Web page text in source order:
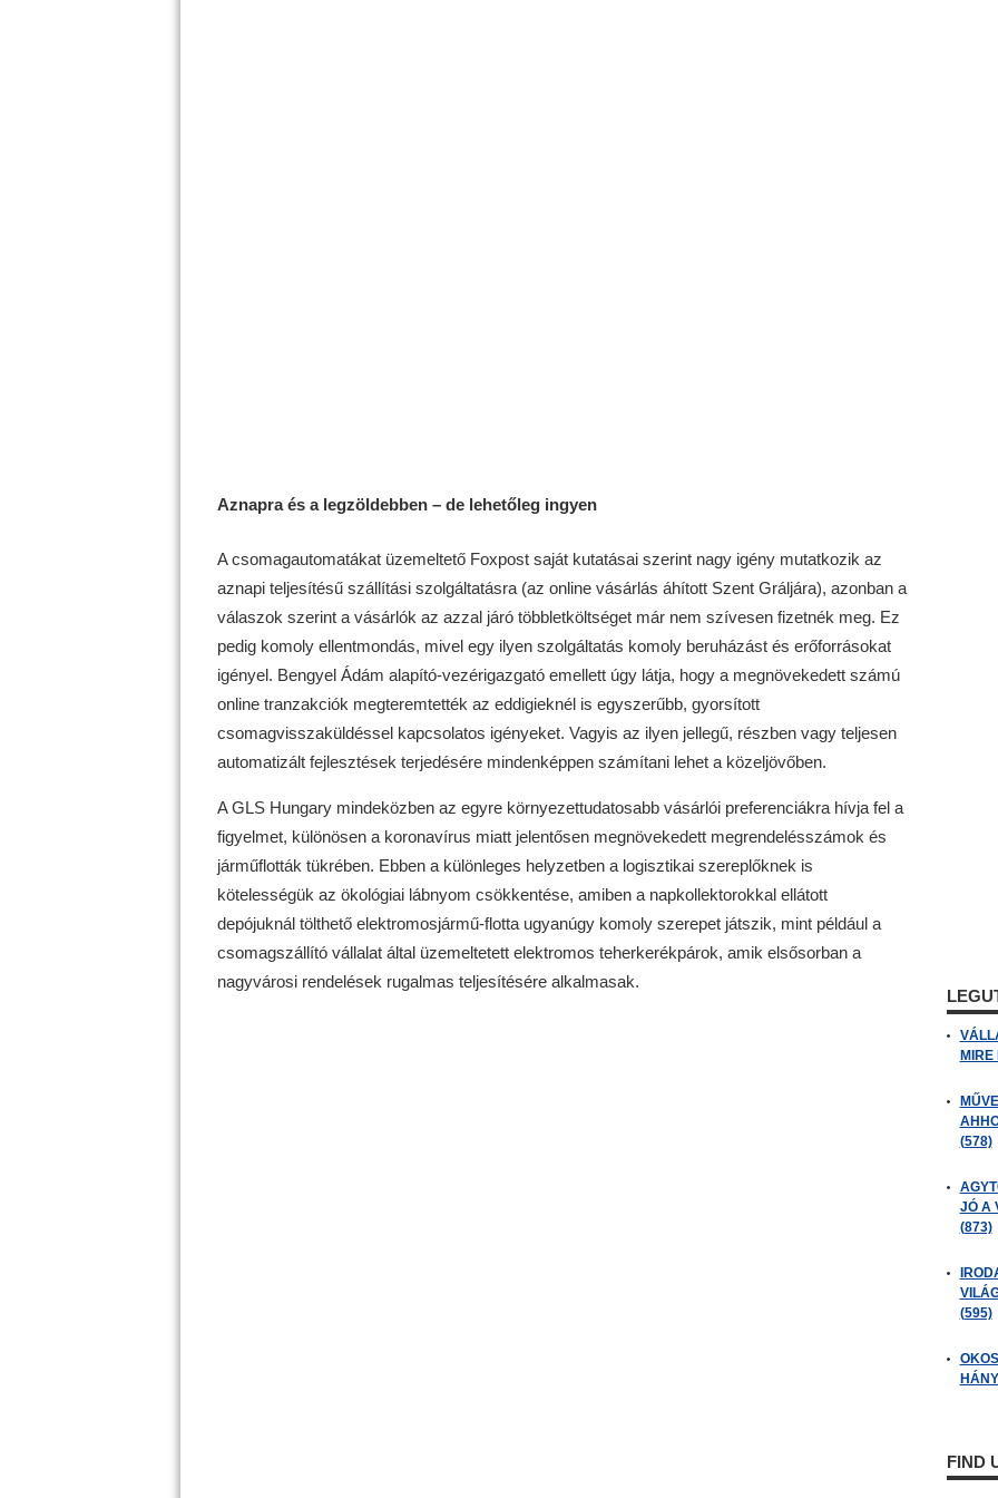
Aznapra és a legzöldebben – de lehetőleg ingyen
A csomagautomatákat üzemeltető Foxpost saját kutatásai szerint nagy igény mutatkozik az
aznapi teljesítésű szállítási szolgáltatásra (az online vásárlás áhított Szent Gráljára), azonban a
válaszok szerint a vásárlók az azzal járó többletköltséget már nem szívesen fizetnék meg. Ez
pedig komoly ellentmondás, mivel egy ilyen szolgáltatás komoly beruházást és erőforrásokat
igényel. Bengyel Ádám alapító-vezérigazgató emellett úgy látja, hogy a megnövekedett számú
online tranzakciók megteremtették az eddigieknél is egyszerűbb, gyorsított
csomagvisszaküldéssel kapcsolatos igényeket. Vagyis az ilyen jellegű, részben vagy teljesen
automatizált fejlesztések terjedésére mindenképpen számítani lehet a közeljövőben.
A GLS Hungary mindeközben az egyre környezettudatosabb vásárlói preferenciákra hívja fel a
figyelmet, különösen a koronavírus miatt jelentősen megnövekedett megrendelésszámok és
járműflották tükrében. Ebben a különleges helyzetben a logisztikai szereplőknek is
kötelességük az ökológiai lábnyom csökkentése, amiben a napkollektorokkal ellátott
depójuknál tölthető elektromosjármű-flotta ugyanúgy komoly szerepet játszik, mint például a
csomagszállító vállalat által üzemeltetett elektromos teherkerékpárok, amik elsősorban a
nagyvárosi rendelések rugalmas teljesítésére alkalmasak.
MIRE
(578)
JÓ A
(873)
(595)
FIND